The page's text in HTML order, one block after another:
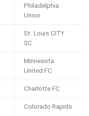
Philadelphia
Union
St. Louis CITY
SC
Minnesota
United FC
Charlotte FC
Colorado Rapids